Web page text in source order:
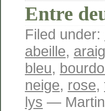
Entre
Filed under:
abeille,
bleu,
neige, rose,
lys —